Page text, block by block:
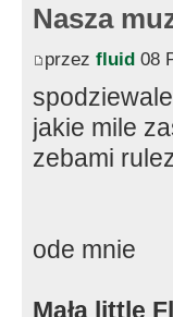
Nasza
przez fluid 08
jakie mile
zebami
ode mnie
Mała little